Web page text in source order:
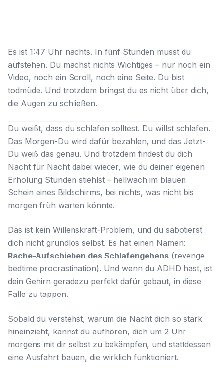
Es ist 1:47 Uhr nachts. In fünf Stunden musst du
aufstehen. Du machst nichts Wichtiges – nur noch ein
Video, noch ein Scroll, noch eine Seite. Du bist
todmüde. Und trotzdem bringst du es nicht über dich,
die Augen zu schließen.
Du weißt, dass du schlafen solltest. Du willst schlafen.
Das Morgen-Du wird dafür bezahlen, und das Jetzt-
Du weiß das genau. Und trotzdem findest du dich
Nacht für Nacht dabei wieder, wie du deiner eigenen
Erholung Stunden stiehlst – hellwach im blauen
Schein eines Bildschirms, bei nichts, was nicht bis
morgen früh warten könnte.
Das ist kein Willenskraft-Problem, und du sabotierst
dich nicht grundlos selbst. Es hat einen Namen:
Rache-Aufschieben des Schlafengehens (revenge
bedtime procrastination). Und wenn du ADHD hast, ist
dein Gehirn geradezu perfekt dafür gebaut, in diese
Falle zu tappen.
Sobald du verstehst, warum die Nacht dich so stark
hineinzieht, kannst du aufhören, dich um 2 Uhr
morgens mit dir selbst zu bekämpfen, und stattdessen
eine Ausfahrt bauen, die wirklich funktioniert.